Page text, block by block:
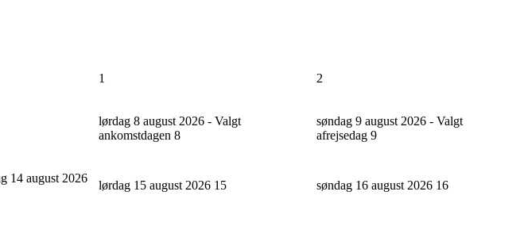
1 2
lørdag 8 august 2026 - Valgt
ankomstdagen 8
søndag 9 august 2026 - Valgt
afrejsedag 9
14 august 2026
lørdag 15 august 2026 15 søndag 16 august 2026 16